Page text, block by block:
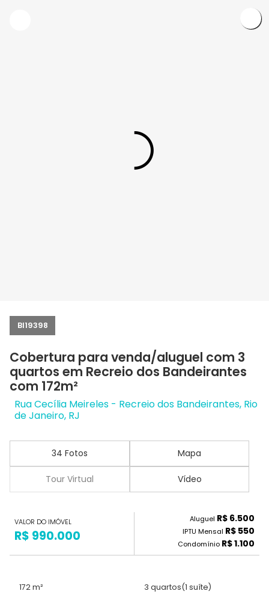
BI19398
Cobertura para venda/aluguel com 3
quartos em Recreio dos Bandeirantes
com 172m²
Rua Cecília Meireles - Recreio dos Bandeirantes, Rio
de Janeiro, RJ
34 Fotos Mapa
Tour Virtual Vídeo
VALOR DO IMÓVEL
R$ 990.000
Aluguel R$ 6.500
IPTU Mensal R$ 550
Condomínio R$ 1.100
172 m² 3 quartos(1 suíte)